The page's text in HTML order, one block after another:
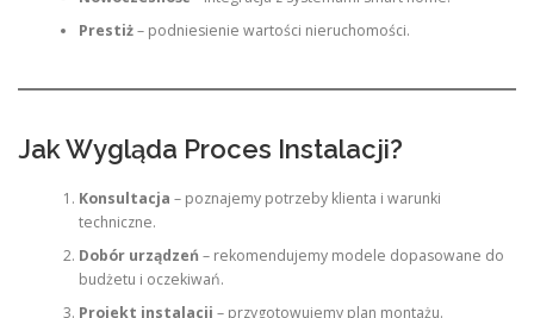
Prestiż– podniesienie wartości nieruchomości.
Jak Wygląda Proces Instalacji?
Konsultacja – poznajemy potrzeby klienta i warunki
techniczne.
Dobór urządzeń – rekomendujemy modele dopasowane do
budżetu i oczekiwań.
Projekt instalacji – przygotowujemy plan montażu.